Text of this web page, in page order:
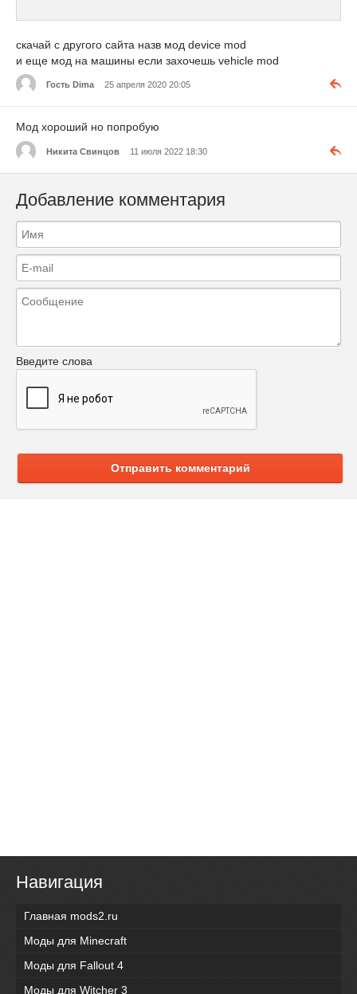
скачай с другого сайта назв мод device mod
и еще мод на машины если захочешь vehicle mod
Гость Dima 25 апреля 2020 20:05
Мод хороший но попробую
Никита Свинцов 11 июля 2022 18:30
Добавление комментария
Введите слова
Отправить комментарий
Навигация
Главная mods2.ru
Моды для Minecraft
Моды для Fallout 4
Моды для Witcher 3